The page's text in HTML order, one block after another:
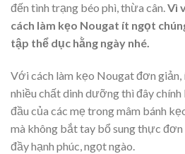
đến tình trạng béo phì, thừa cân.Vì
cách làm kẹo Nougat ít ngọt
tập thể dục hằng ngày nhé.
Với cách làm kẹo Nougat đơn
nhiều chất dinh dưỡng thì đây
đầu của các mẹ trong mâm bánh
mà không bắt tay bổ sung thực
đầy hạnh phúc, ngọt ngào.